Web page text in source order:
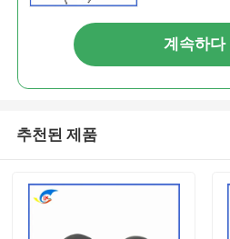
계속하다
추천된 제품